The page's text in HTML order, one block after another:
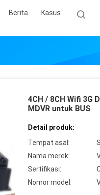
Berita Kasus
4CH / 8CH Wifi 3G
MDVR untuk BUS
Detail produk:
Tempat asal:
Nama merek:
Sertifikasi:
Nomor model: